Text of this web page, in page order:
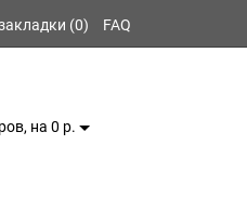
(0) FAQ
на 0 р.